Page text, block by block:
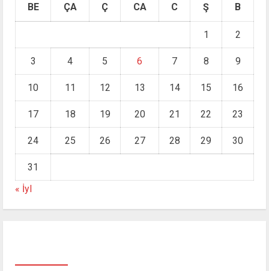
BE ÇA Ç CA C Ş B
1 2
3 4 5 6 7 8 9
10 11 12 13 14 15 16
17 18 19 20 21 22 23
24 25 26 27 28 29 30
31
« İyl